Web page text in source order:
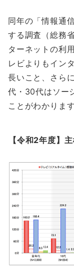
同年の「情報通
する調査（総務
ターネットの利
レビよりもイン
長いこと、さら
代・30代はソー
ことがわかります
【令和2年度】